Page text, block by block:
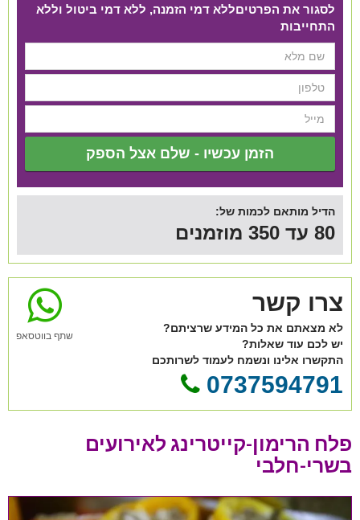
לסגור את הפרטים​ ללא דמי הזמנה, ללא דמי ביטול וללא
התחייבות
הזמן עכשיו - שלם אצל הספק
הדיל מותאם לכמות של:
80 עד 350 מוזמנים
שתף בווטסאפ
צרו קשר
לא מצאתם את כל המידע שרציתם?
יש לכם עוד שאלות?
התקשרו אלינו ונשמח לעמוד לשרותכם
0737594791
פלח הרימון-קייטרינג לאירועים
בשרי-חלבי